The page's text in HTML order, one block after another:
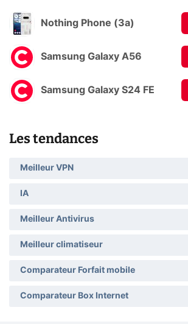
Nothing Phone (3a)
Samsung Galaxy A56
Samsung Galaxy S24 FE
Les tendances
Meilleur VPN
IA
Meilleur Antivirus
Meilleur climatiseur
Comparateur Forfait mobile
Comparateur Box Internet